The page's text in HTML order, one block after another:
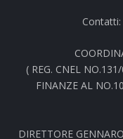
Contatti:
( REG. CNEL
FINANZE AL
DIRETTORE